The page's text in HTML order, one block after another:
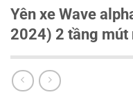
Yên xe Wave
2024) 2 tầng mút